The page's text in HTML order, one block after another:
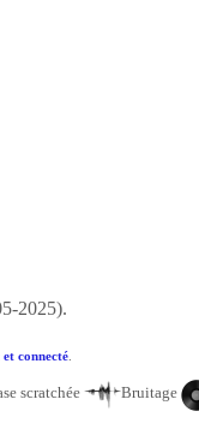
2025).
connecté.
scratchée Bruitage